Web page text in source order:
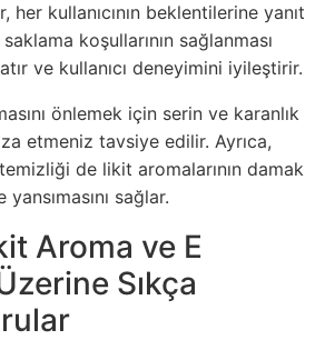
kullanıcının beklentilerine yanıt
koşullarının sağlanması
ve kullanıcı deneyimini iyileştirir.
önlemek için serin ve karanlık
etmeniz tavsiye edilir. Ayrıca,
temizliği de likit aromalarının damak
sağlar.
Aroma ve E
Sıkça